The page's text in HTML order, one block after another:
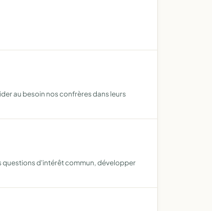
au besoin nos confrères dans leurs
questions d'intérêt commun, développer